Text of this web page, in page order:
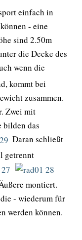
einfach in
- eine
sind 2.50m
die Decke des
wenn die
kommt bei
zusammen.
Zwei mit
bilden das
Daran schließt
getrennt
montiert.
die - wiederum für
werden können.